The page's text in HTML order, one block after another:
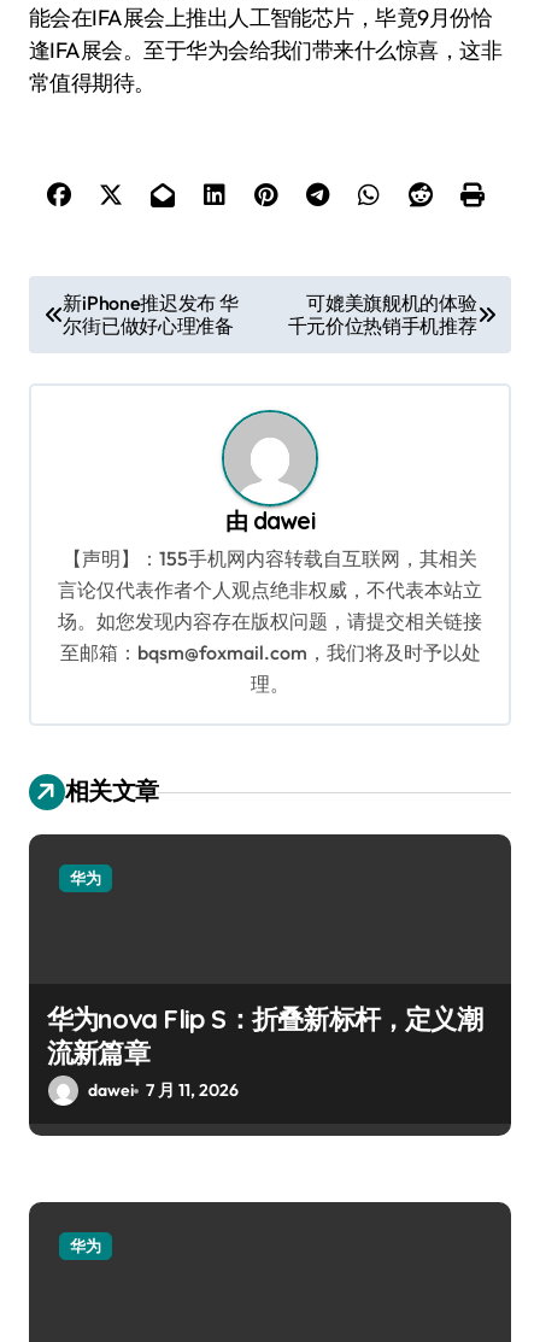
能会在IFA展会上推出人工智能芯片，毕竟9月份恰
逢IFA展会。至于华为会给我们带来什么惊喜，这非
常值得期待。
章
导
新iPhone推迟发布 华
尔街已做好心理准备
可媲美旗舰机的体验
千元价位热销手机推荐
由 dawei
【声明】：155手机网内容转载自互联网，其相关
言论仅代表作者个人观点绝非权威，不代表本站立
场。如您发现内容存在版权问题，请提交相关链接
至邮箱：bqsm@foxmail.com，我们将及时予以处
理。
相关文章
华为
华为nova Flip S：折叠新标杆，定义潮
流新篇章
dawei 7 月 11, 2026
华为